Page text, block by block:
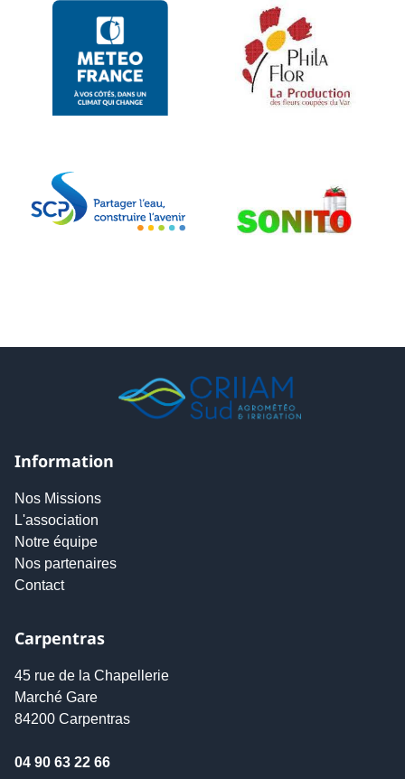
Information
Nos Missions
L'association
Notre équipe
Nos partenaires
Contact
Carpentras
45 rue de la Chapellerie
Marché Gare
84200 Carpentras
04 90 63 22 66